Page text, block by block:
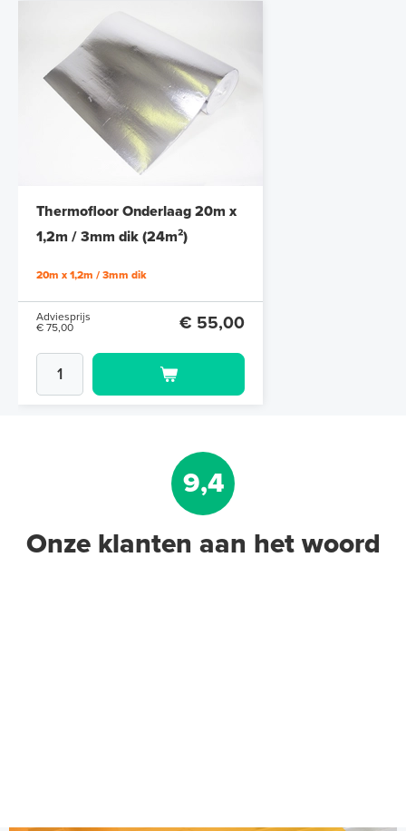
Thermofloor Onderlaag 20m x
1,2m / 3mm dik (24m²)
20m x 1,2m / 3mm dik
Adviesprijs
€ 75,00
€ 55,00
9,4
Onze klanten aan het woord